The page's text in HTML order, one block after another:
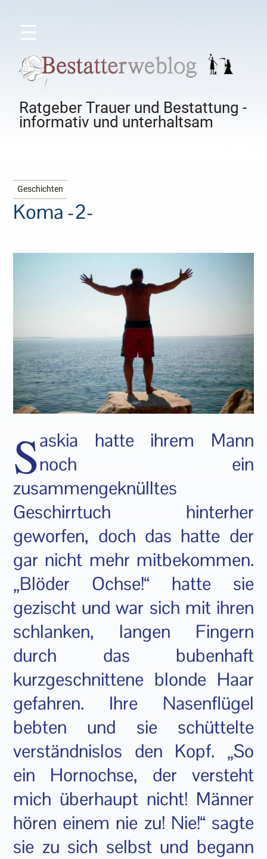
☰
Ratgeber Trauer und Bestattung -
informativ und unterhaltsam
Geschichten
Koma -2-
Saskia hatte ihrem Mann
noch ein
zusammengeknülltes
Geschirrtuch hinterher
geworfen, doch das hatte der
gar nicht mehr mitbekommen.
„Blöder Ochse!“ hatte sie
gezischt und war sich mit ihren
schlanken, langen Fingern
durch das bubenhaft
kurzgeschnittene blonde Haar
gefahren. Ihre Nasenflügel
bebten und sie schüttelte
verständnislos den Kopf. „So
ein Hornochse, der versteht
mich überhaupt nicht! Männer
hören einem nie zu! Nie!“ sagte
sie zu sich selbst und begann